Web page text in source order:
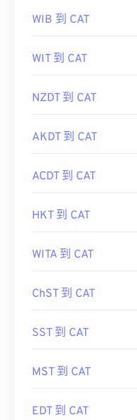
WIB 到 CAT
WIT 到 CAT
NZDT 到 CAT
AKDT 到 CAT
ACDT 到 CAT
HKT 到 CAT
WITA 到 CAT
ChST 到 CAT
SST 到 CAT
MST 到 CAT
EDT 到 CAT